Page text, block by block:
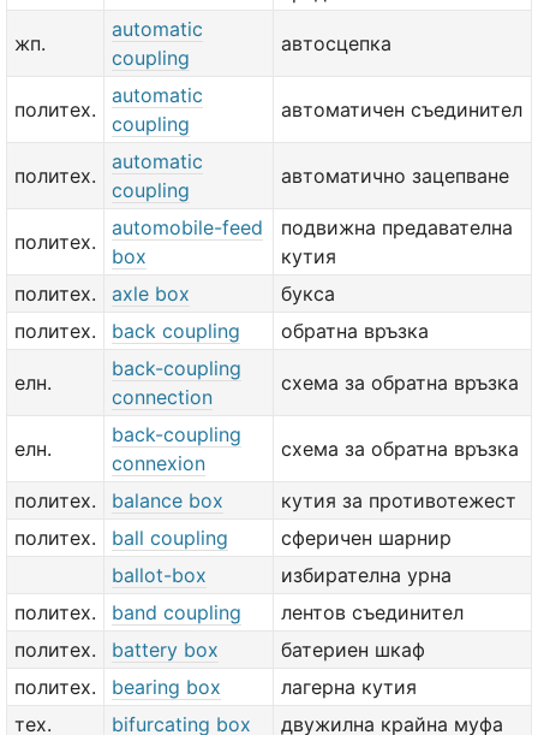
жп.
automatic
coupling
автосцепка
политех.
automatic
coupling
автоматичен съединител
политех.
automatic
coupling
автоматично зацепване
политех.
automobile-feed
box
подвижна предавателна
кутия
политех.
axle box
букса
политех.
back coupling обратна връзка
елн.
back-coupling
connection
схема за обратна връзка
елн.
back-coupling
connexion
схема за обратна връзка
политех. balance box
кутия за противотежест
политех.
ball coupling
сферичен шарнир
ballot-box
избирателна урна
политех.
band coupling
лентов съединител
политех.
battery box
батериен шкаф
политех.
bearing box
лагерна кутия
тех.
bifurcating box
двужилна крайна муфа